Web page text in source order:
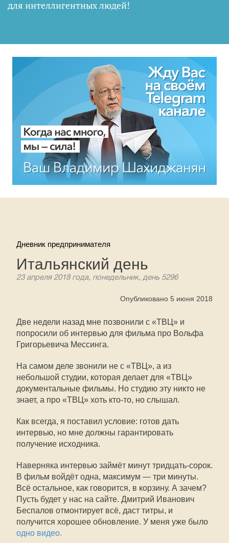
для интеллигентных людей!
Дневник предпринимателя
Итальянский день
23 апреля 2018 года, понедельник, день 5296
Опубликовано 5 июня 2018
Две недели назад мне позвонили с «ТВЦ» и
попросили об интервью для фильма про Вольфа
Григорьевича Мессинга.
На самом деле звонили не с «ТВЦ», а из
небольшой студии, которая делает для «ТВЦ»
документальные фильмы. Но студию эту никто не
знает, а про «ТВЦ» хоть кто-то, но слышал.
Как всегда, я поставил условие: готов дать
интервью, но мне должны гарантировать
получение исходника.
Наверняка интервью займёт минут тридцать-сорок.
В фильм войдёт одна, максимум — три минуты.
Всё остальное, как говорится, в корзину. А зачем?
Пусть будет у нас на сайте. Дмитрий Иванович
Беспалов отмонтирует всё, даст титры, и
получится хорошее обновление. У меня уже было
одно видео.